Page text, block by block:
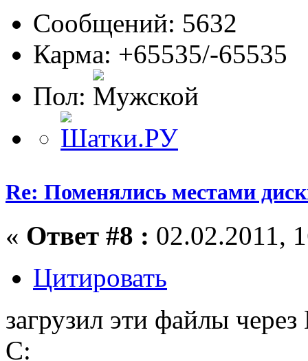
Сообщений: 5632
Карма: +65535/-65535
Пол:
Re: Поменялись местами
« Ответ #8 : 02.02.2011,
Цитировать
загрузил эти файлы
C: